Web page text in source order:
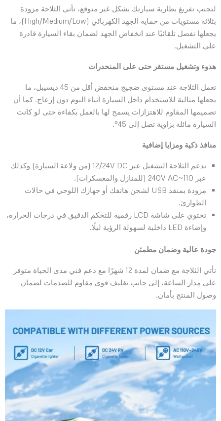
لتجنب تفريغ بطارية سيارتك بشكل غير متوقع، تأتي الثلاجة مزودة
بثلاثة مستويات من حماية الجهد الكهربائي (High/Medium/Low)، ما
يجعلها تفصل تلقائيًا عند انخفاض الجهد لضمان بقاء السيارة قادرة
على التشغيل.
هدوء وتشغيل مستقر حتى على المنحدرات
تعمل الثلاجة عند مستوى ضجيج منخفض أقل من 45 ديسيبل، ما
يجعلها مثالية للاستخدام داخل السيارة أثناء النوم دون إزعاج. كما أن
تصميمها المقاوم للاهتزازات يسمح لها بالعمل بكفاءة حتى لو كانت
السيارة مائلة بزاوية تصل إلى 45°.
منافذ ذكية ومزايا إضافية
تدعم الثلاجة التشغيل عبر 12/24V DC (من ولاعة السيارة) وكذلك
عبر 110~240V AC (للمنازل والمعسكرات).
مزودة بمنفذ USB لشحن هاتفك أو جهازك اللوحي في حالات
الطوارئ.
تحتوي على شاشة LCD رقمية للتحكم الدقيق في درجات الحرارة،
وإضاءة LED داخلية لسهولة الرؤية ليلًا.
جودة عالية وضمان مطمئن
تأتي الثلاجة مع ضمان لمدة 12 شهرًا مع دعم فني مدى الحياة متوفر
على مدار الساعة، إلى جانب تغليف قوي مقاوم للصدمات لضمان
وصول المنتج بأمان.